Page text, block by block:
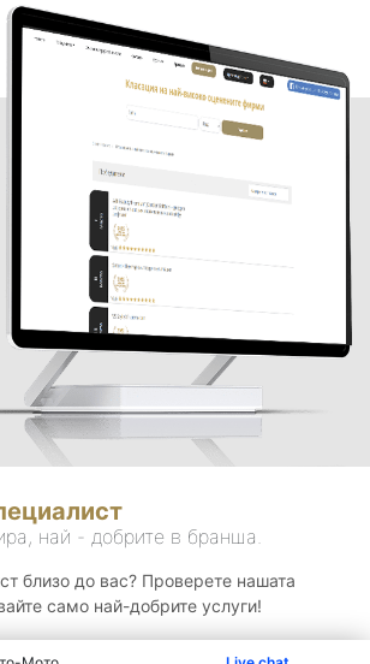
най - добрите в бранша.
близо до вас? Проверете нашата
само най-добрите услуги!